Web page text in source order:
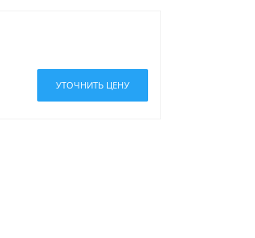
УТОЧНИТЬ ЦЕНУ